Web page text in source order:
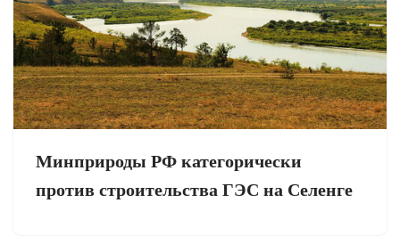
Минприроды РФ категорически
против строительства ГЭС на Селенге